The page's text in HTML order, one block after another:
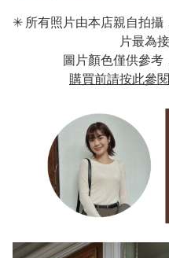
✳︎ 所有照片由本店親自拍攝
片最為
圖片顏色僅供參
購買前請按此參